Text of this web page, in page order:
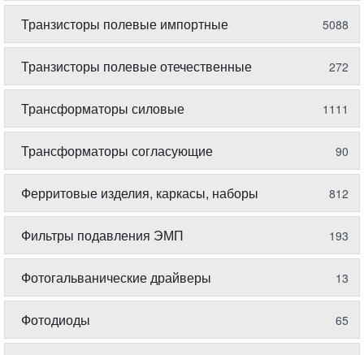
Транзисторы полевые импортные 5088
Транзисторы полевые отечественные 272
Трансформаторы силовые 1111
Трансформаторы согласующие 90
Ферритовые изделия, каркасы, наборы 812
Фильтры подавления ЭМП 193
Фотогальванические драйверы 13
Фотодиоды 65